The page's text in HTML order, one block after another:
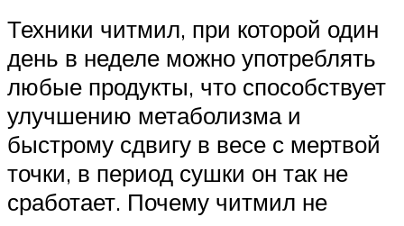
Техники читмил, при которой один
день в неделе можно употреблять
любые продукты, что способствует
улучшению метаболизма и
быстрому сдвигу в весе с мертвой
точки, в период сушки он так не
сработает. Почему читмил не